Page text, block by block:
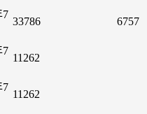
7
33786 6757
7
11262
7
11262